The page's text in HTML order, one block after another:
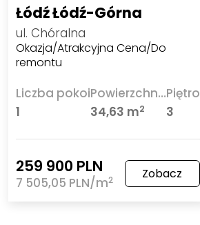
Łódź Łódź-Górna
ul. Chóralna
Okazja/Atrakcyjna Cena/Do
remontu
Liczba pokoi
1
Powierzchnia
34,63 m2
Piętro
3
259 900 PLN
7 505,05 PLN/m2 Zobacz